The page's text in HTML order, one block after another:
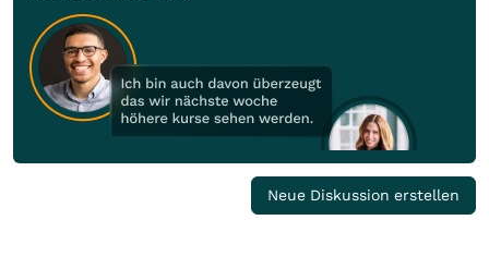
Neue Diskussion erstellen